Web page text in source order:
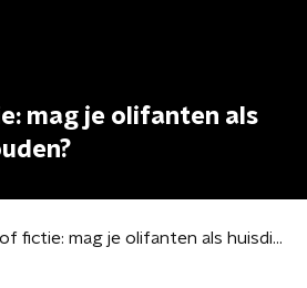
mag je olifanten als
Feit of fictie: mag je olifanten als huisdier houden?